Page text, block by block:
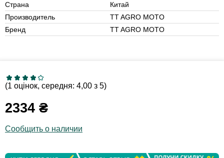
Страна
Китай
Производитель
TT AGRO MOTO
Бренд
TT AGRO MOTO
(1 оцінок, середня: 4,00 з 5)
2334 ₴
Сообщить о наличии